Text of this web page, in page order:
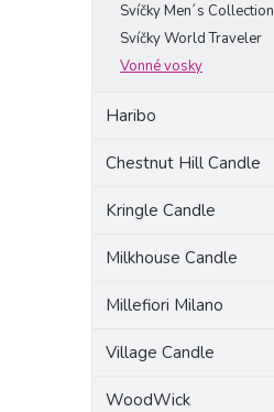
Svíčky Men´s Collection
Svíčky World Traveler
Vonné vosky
Haribo
Chestnut Hill Candle
Kringle Candle
Milkhouse Candle
Millefiori Milano
Village Candle
WoodWick